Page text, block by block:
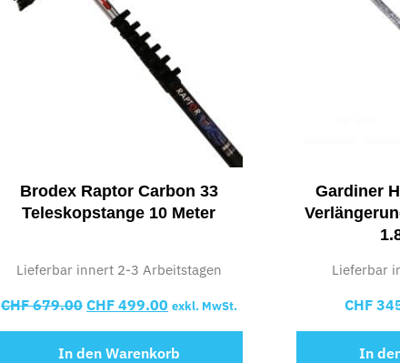
Brodex Raptor Carbon 33
Teleskopstange 10 Meter
Lieferbar innert 2-3 Arbeitstagen
CHF679.00 CHF499.00 exkl. MwSt.
In den Warenkorb
Gardiner
Lieferbar
CHF
In